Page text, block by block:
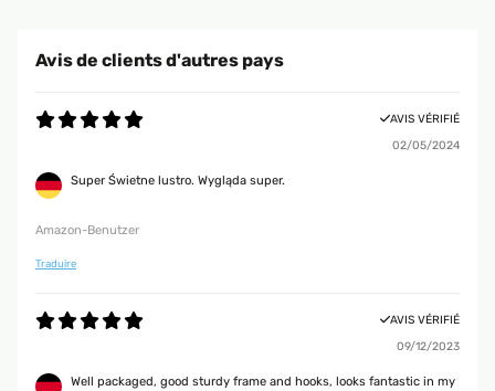
bellissimo specchio, ben rifinito e resistente!! non potevo fare acquisto
migliore
Molto woddisfatta è più bello di quello che mi aspettavo struttura robusta
AVIS VÉRIFIÉ
Avis de clients d'autres pays
AVIS VÉRIFIÉ
02/05/2024
Super Świetne lustro. Wygląda super.
Amazon-Benutzer
Traduire
AVIS VÉRIFIÉ
09/12/2023
Well packaged, good sturdy frame and hooks, looks fantastic in my